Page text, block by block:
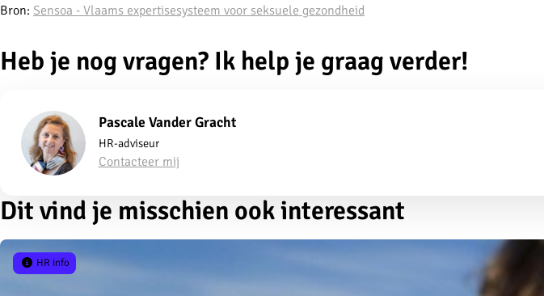
Bron: Sensoa - Vlaams expertisesysteem voor seksuele gezondheid
Heb je nog vragen? Ik help je graag verder!
Pascale Vander Gracht
HR-adviseur
Contacteer mij
Dit vind je misschien ook interessant
HR info